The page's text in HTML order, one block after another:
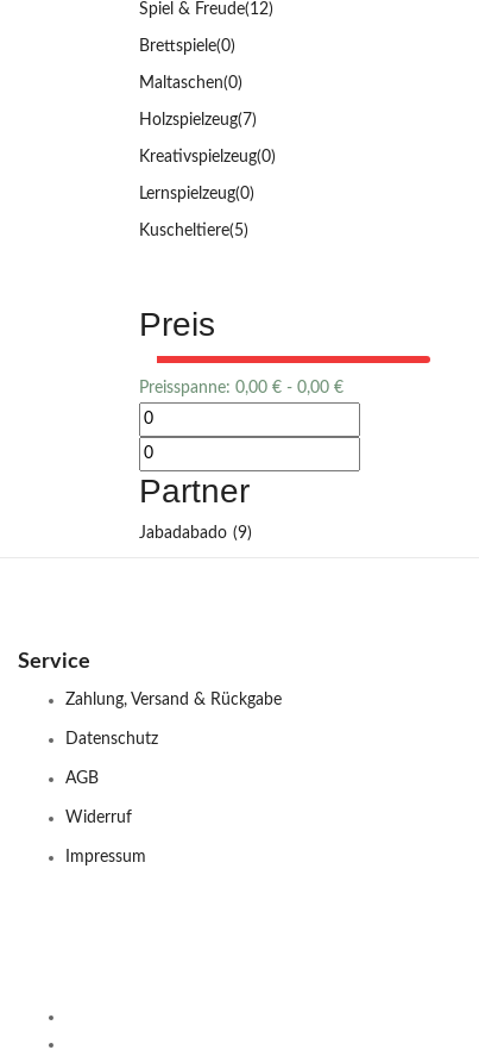
Spiel & Freude(12)
Brettspiele(0)
Maltaschen(0)
Holzspielzeug(7)
Kreativspielzeug(0)
Lernspielzeug(0)
Kuscheltiere(5)
Preis
Preisspanne: 0,00 € - 0,00 €
Partner
Jabadabado (9)
Service
Zahlung, Versand & Rückgabe
Datenschutz
AGB
Widerruf
Impressum